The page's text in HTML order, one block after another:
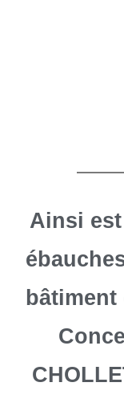
Ainsi
bâtiment